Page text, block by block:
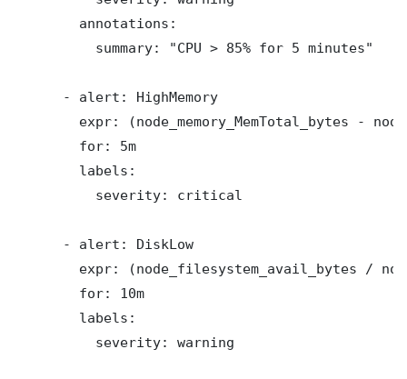
        annotations:
          summary: "CPU > 85% for 5 minutes"
      - alert: HighMemory
expr: (node_memory_MemTotal_bytes -
        for: 5m
        labels:
          severity: critical
      - alert: DiskLow
expr: (node_filesystem_avail_bytes /
        for: 10m
        labels:
          severity: warning